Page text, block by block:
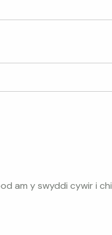
am y swyddi cywir i chi